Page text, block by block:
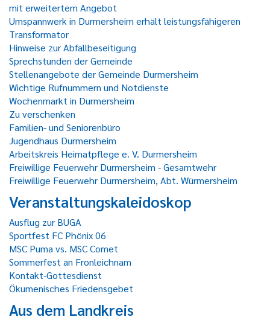
mit erweitertem Angebot
Umspannwerk in Durmersheim erhält leistungsfähigeren
Transformator
Hinweise zur Abfallbeseitigung
Sprechstunden der Gemeinde
Stellenangebote der Gemeinde Durmersheim
Wichtige Rufnummern und Notdienste
Wochenmarkt in Durmersheim
Zu verschenken
Familien- und Seniorenbüro
Jugendhaus Durmersheim
Arbeitskreis Heimatpflege e. V. Durmersheim
Freiwillige Feuerwehr Durmersheim - Gesamtwehr
Freiwillige Feuerwehr Durmersheim, Abt. Würmersheim
Veranstaltungskaleidoskop
Ausflug zur BUGA
Sportfest FC Phönix 06
MSC Puma vs. MSC Comet
Sommerfest an Fronleichnam
Kontakt-Gottesdienst
Ökumenisches Friedensgebet
Aus dem Landkreis